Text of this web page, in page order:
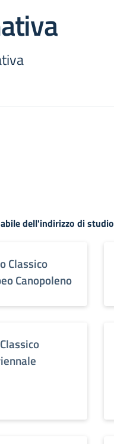
dell'indirizzo di studio
Classico
Canopoleno